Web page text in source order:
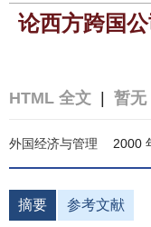
论西方跨国
HTML 全文 暂无
外国经济与管理 2000
摘要 参考文献